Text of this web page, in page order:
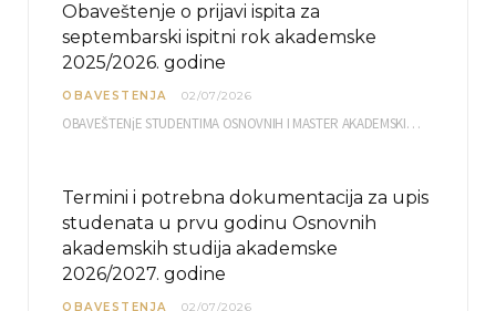
Obaveštenje o prijavi ispita za
septembarski ispitni rok akademske
2025/2026. godine
OBAVESTENJA 02/07/2026
OBAVEŠTENjE STUDENTIMA OSNOVNIH I MASTER AKADEMSKIH STUDIJA ELEKTRONSKA PRIJAVA ISPITA za septembarski ispitni rok za…
Termini i potrebna dokumentacija za upis
studenata u prvu godinu Osnovnih
akademskih studija akademske
2026/2027. godine
OBAVESTENJA 02/07/2026